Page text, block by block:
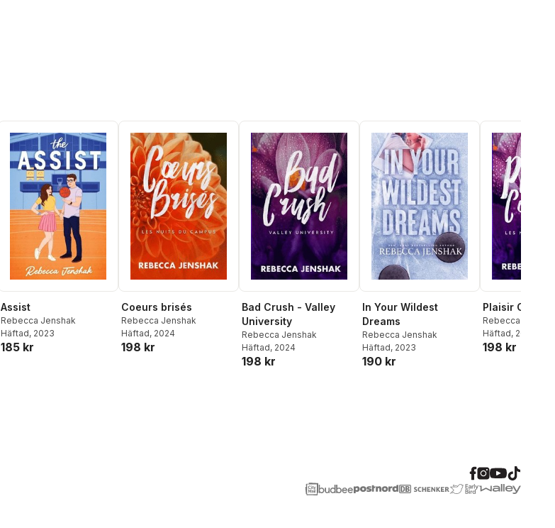
Assist
Rebecca Jenshak
Häftad, 2023
185 kr
Coeurs brisés
Rebecca Jenshak
Häftad, 2024
198 kr
Bad Crush - Valley
University
Rebecca Jenshak
Häftad, 2024
198 kr
In Your Wildest
Dreams
Rebecca Jenshak
Häftad, 2023
190 kr
Plaisir
Rebecca
Häftad, 2024
198 kr